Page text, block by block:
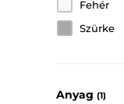
Fehér
Szürke
Anyag (1)